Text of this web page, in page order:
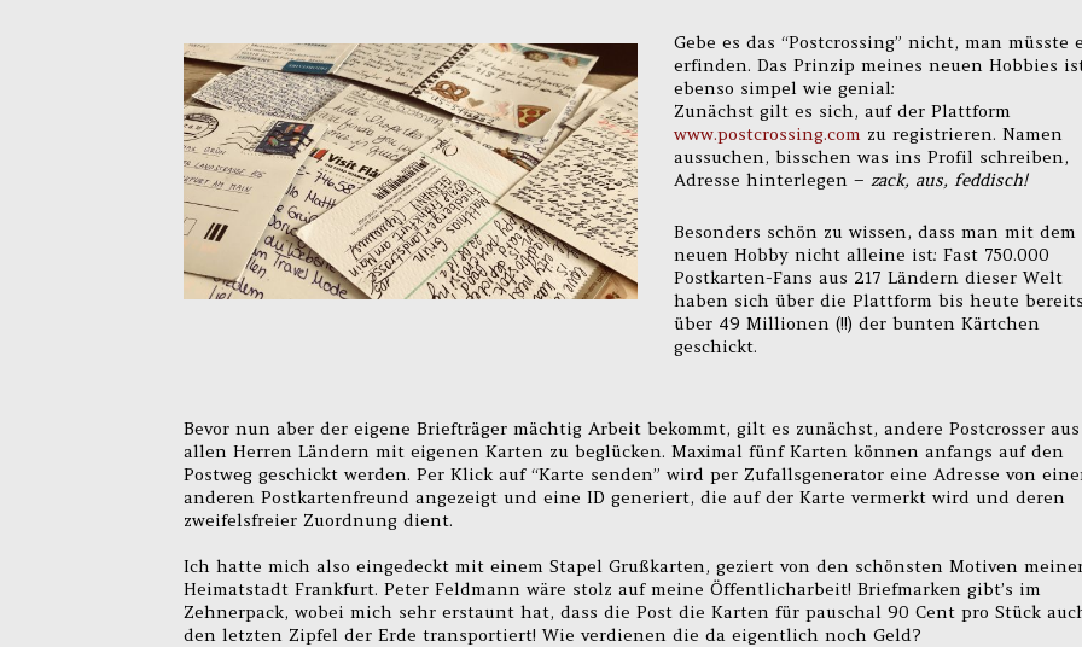
Gebe es das “Postcrossing” nicht, man müsste
erfinden. Das Prinzip meines neuen Hobbies
ebenso simpel wie genial:
Zunächst gilt es sich, auf der Plattform
www.postcrossing.com zu registrieren. Namen
aussuchen, bisschen was ins Profil schreiben,
Adresse hinterlegen – zack, aus, feddisch!
Besonders schön zu wissen, dass man mit dem
neuen Hobby nicht alleine ist: Fast 750.000
Postkarten-Fans aus 217 Ländern dieser Welt
haben sich über die Plattform bis heute bereits
über 49 Millionen (!!) der bunten Kärtchen
geschickt.
Bevor nun aber der eigene Briefträger mächtig Arbeit bekommt, gilt es zunächst, andere Postcrosser aus
allen Herren Ländern mit eigenen Karten zu beglücken. Maximal fünf Karten können anfangs auf den
Postweg geschickt werden. Per Klick auf “Karte senden” wird per Zufallsgenerator eine Adresse von
anderen Postkartenfreund angezeigt und eine ID generiert, die auf der Karte vermerkt wird und deren
zweifelsfreier Zuordnung dient.
Ich hatte mich also eingedeckt mit einem Stapel Grußkarten, geziert von den schönsten Motiven
Heimatstadt Frankfurt. Peter Feldmann wäre stolz auf meine Öffentlicharbeit! Briefmarken gibt’s im
Zehnerpack, wobei mich sehr erstaunt hat, dass die Post die Karten für pauschal 90 Cent pro Stück
den letzten Zipfel der Erde transportiert! Wie verdienen die da eigentlich noch Geld?